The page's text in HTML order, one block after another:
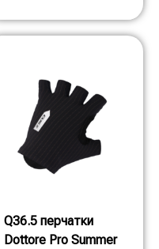
Q36.5 перчатки
Dottore Pro Summer